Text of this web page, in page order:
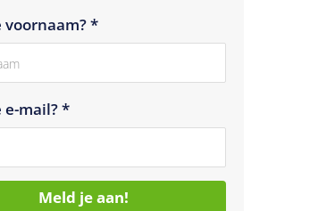
voornaam? *
e-mail? *
Meld je aan!